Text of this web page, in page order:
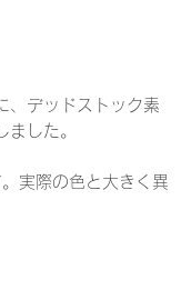
、デッドストック素
した。
実際の色と大きく異